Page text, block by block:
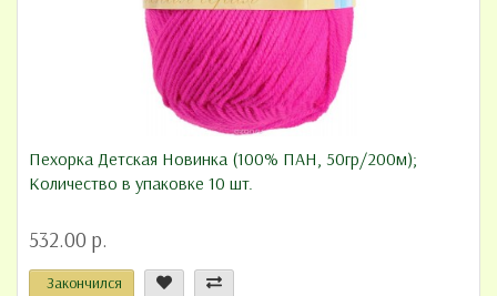
Пехорка Детская Новинка (100% ПАН, 50гр/200м);
Количество в упаковке 10 шт.
532.00 р.
Закончился